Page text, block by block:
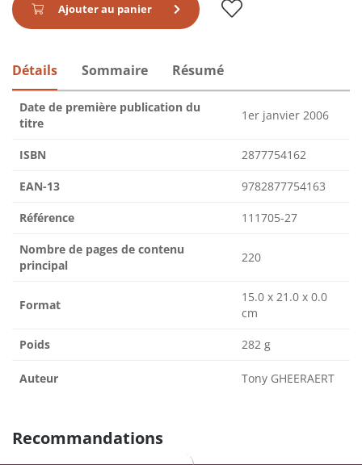
Ajouter au panier
Détails Sommaire Résumé
Date de première publication du
titre
1er janvier 2006
ISBN 2877754162
EAN-13 9782877754163
Référence 111705-27
Nombre de pages de contenu
principal
220
Format
15.0 x 21.0 x 0.0
cm
Poids 282 g
Auteur Tony GHEERAERT
Recommandations